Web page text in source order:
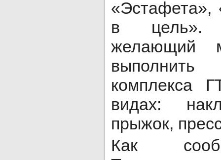
«Эстафета»,
в цель».
желающий
комплекса
видах:
прыжок,
Как